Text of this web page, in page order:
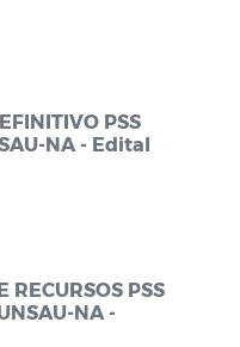
PSS
NA - Edital
RECURSOS PSS
NA -